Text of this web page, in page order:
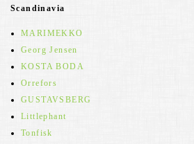
Scandinavia
MARIMEKKO
Georg Jensen
KOSTA BODA
Orrefors
GUSTAVSBERG
Littlephant
Tonfisk